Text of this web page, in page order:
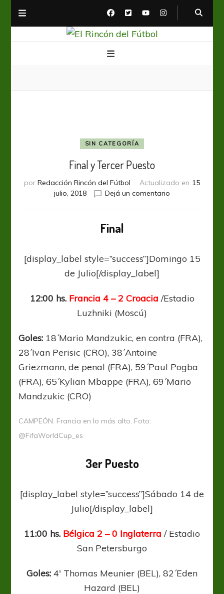
SIN CATEGORÍA
Final y Tercer Puesto
por Redacción Rincón del Fútbol Actualizado en 15
julio, 2018
Dejá un comentario
Final
[display_label style=”success”]Domingo 15
de Julio[/display_label]
12:00 hs. Francia 4 – 2 Croacia /Estadio
Luzhniki (Moscú)
Goles: 18´Mario Mandzukic, en contra (FRA),
28´Ivan Perisic (CRO), 38´Antoine
Griezmann, de penal (FRA), 59´Paul Pogba
(FRA), 65´Kylian Mbappe (FRA), 69´Mario
Mandzukic (CRO)
CAMPEÓN. Francia en lo más alto. Foto:
@FifaWorldCup_es
3er Puesto
[display_label style=”success”]Sábado 14 de
Julio[/display_label]
11:00 hs. Bélgica 2 – 0 Inglaterra / Estadio
San Petersburgo
Goles: 4′ Thomas Meunier (BEL), 82´Eden
Hazard (BEL)